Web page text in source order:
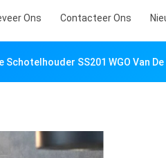
Ons Contacteer Ons
Schotelhouder SS201 WGO Van